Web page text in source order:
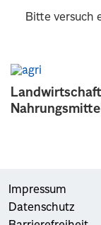
Bitte versuch
Impressum
Datenschutz